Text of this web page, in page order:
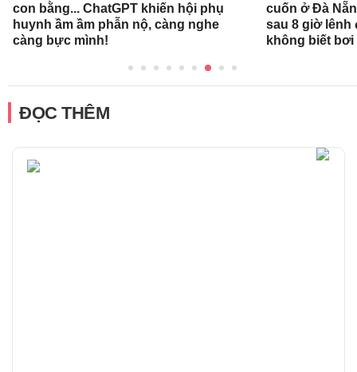
con bằng... ChatGPT khiến hội phụ
huynh ầm ầm phẫn nộ, càng nghe
càng bực mình!
cuốn ở Đà
sau 8 giờ lênh
không biết bơi
ĐỌC THÊM